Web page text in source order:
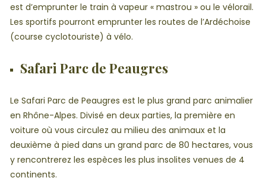
est d’emprunter le train à vapeur « mastrou » ou le vélorail.
Les sportifs pourront emprunter les routes de l’Ardéchoise
(course cyclotouriste) à vélo.
Safari Parc de Peaugres
Le Safari Parc de Peaugres est le plus grand parc animalier
en Rhône-Alpes. Divisé en deux parties, la première en
voiture où vous circulez au milieu des animaux et la
deuxième à pied dans un grand parc de 80 hectares, vous
y rencontrerez les espèces les plus insolites venues de 4
continents.